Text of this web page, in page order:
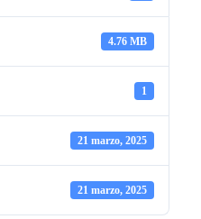
4.76 MB
1
21 marzo, 2025
21 marzo, 2025